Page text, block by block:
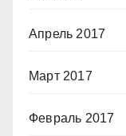
Апрель 2017
Март 2017
Февраль 2017